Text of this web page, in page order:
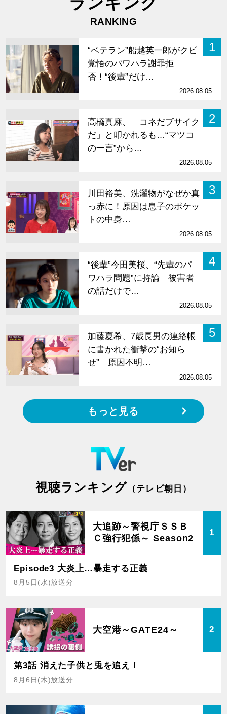
RANKING
1
“ベテラン”船越英一郎がクビ
覚悟のパワハラ謝罪拒
否！“後輩”だけ…
2026.08.05
2
高橋真麻、「コネだブサイク
だ」と叩かれるも…“マツコ
の一言”から…
2026.08.05
3
川田裕美、洗濯物がなぜか真
っ赤に！原因は息子のポケッ
トの中身…
2026.08.05
4
“後輩”今田美桜、“先輩のパ
ワハラ問題”に持論「被害者
の話だけで…
2026.08.05
5
加藤夏希、7歳長男の連絡帳
に書かれた衝撃の“お知ら
せ” 原因不明…
2026.08.05
もっと見る
視聴ランキング （テレビ朝日）
大追跡～警視庁ＳＳＢ
Ｃ強行犯係～ Season2
1
Episode3 大炎上…暴走する正義
8月5日(水)放送分
大空港～GATE24～ 2
第3話 消えた子供と兎を追え！
8月6日(木)放送分